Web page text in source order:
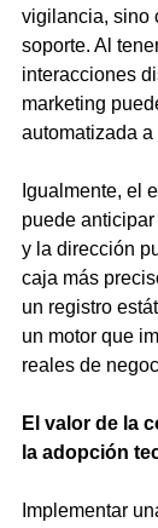
vigilancia, sino
soporte. Al
interacciones
marketing
automatizada
Igualmente, el
puede
y la dirección
caja más
un registro
un motor que
reales de
El valor de la
la adopción
Implementar